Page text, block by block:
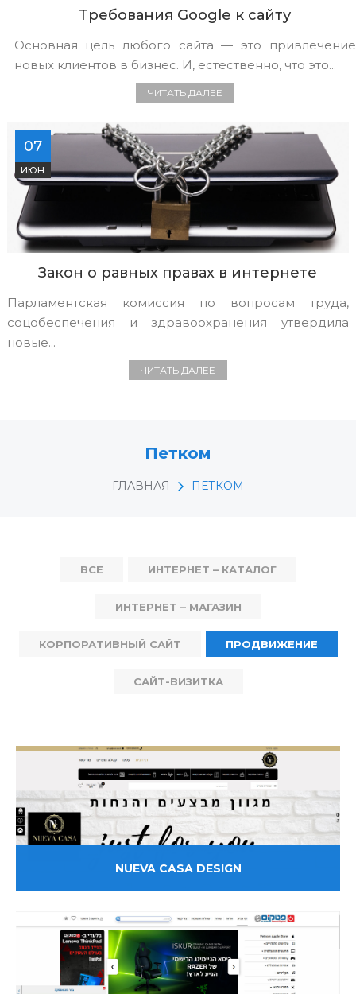
Требования Google к сайту
Основная цель любого сайта — это привлечение
новых клиентов в бизнес. И, естественно, что это...
ЧИТАТЬ ДАЛЕЕ
07
ИЮН
Закон о равных правах в интернете
Парламентская комиссия по вопросам труда,
соцобеспечения и здравоохранения утвердила
новые...
ЧИТАТЬ ДАЛЕЕ
Петком
ГЛАВНАЯ ПЕТКОМ
ВСЕ ИНТЕРНЕТ – КАТАЛОГ
ИНТЕРНЕТ – МАГАЗИН
КОРПОРАТИВНЫЙ САЙТ ПРОДВИЖЕНИЕ
САЙТ-ВИЗИТКА
NUEVA CASA DESIGN